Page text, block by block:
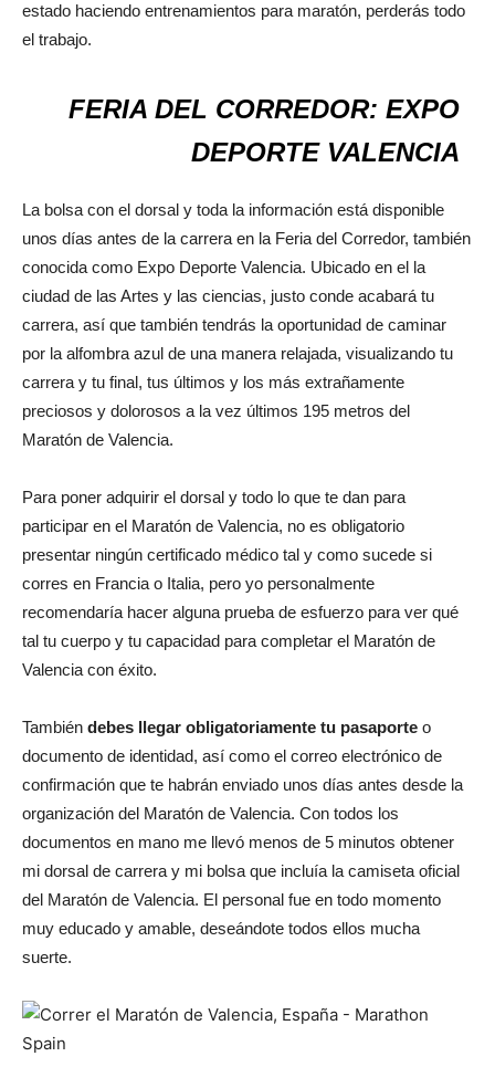
estado haciendo entrenamientos para maratón, perderás todo
el trabajo.
FERIA DEL CORREDOR: EXPO
DEPORTE VALENCIA
La bolsa con el dorsal y toda la información está disponible
unos días antes de la carrera en la Feria del Corredor, también
conocida como Expo Deporte Valencia. Ubicado en el la
ciudad de las Artes y las ciencias, justo conde acabará tu
carrera, así que también tendrás la oportunidad de caminar
por la alfombra azul de una manera relajada, visualizando tu
carrera y tu final, tus últimos y los más extrañamente
preciosos y dolorosos a la vez últimos 195 metros del
Maratón de Valencia.
Para poner adquirir el dorsal y todo lo que te dan para
participar en el Maratón de Valencia, no es obligatorio
presentar ningún certificado médico tal y como sucede si
corres en Francia o Italia, pero yo personalmente
recomendaría hacer alguna prueba de esfuerzo para ver qué
tal tu cuerpo y tu capacidad para completar el Maratón de
Valencia con éxito.
También debes llegar obligatoriamente tu pasaporte o
documento de identidad, así como el correo electrónico de
confirmación que te habrán enviado unos días antes desde la
organización del Maratón de Valencia. Con todos los
documentos en mano me llevó menos de 5 minutos obtener
mi dorsal de carrera y mi bolsa que incluía la camiseta oficial
del Maratón de Valencia. El personal fue en todo momento
muy educado y amable, deseándote todos ellos mucha
suerte.